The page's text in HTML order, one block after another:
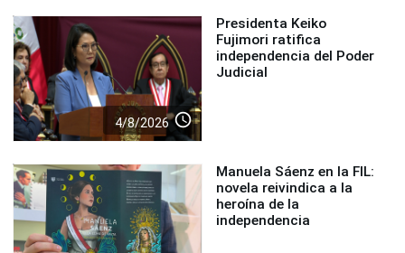
4/8/2026 access_time
Presidenta Keiko
Fujimori ratifica
independencia del Poder
Judicial
Manuela Sáenz en la FIL:
novela reivindica a la
heroína de la
independencia